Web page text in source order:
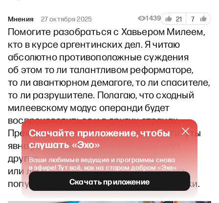
Мнения 27 октября 2025 1439 21 7
Помогите разобраться с Хавьером Милеем,
кто в курсе аргентинских дел. Я читаю
абсолютно противоположные суждения
об этом то ли талантливом реформаторе,
то ли авантюрном демагоге, то ли спасителе,
то ли разрушителе. Полагаю, что сходный
милеевскому модус операнди будет
воспроизводиться и в других странах.
Прежние политические элиты и институты
явно разваливаются, на смену им идут
другие — правопопулистские
или левопопулистские, но обязательно
популистские и с элементом эксцентрики.
Скачайте приложение, чтобы
слушать «Эхо»
Ваши любимые ведущие и программы снова
в эфире! Тут всё, как на старом добром «Эхе»
Скачать приложение